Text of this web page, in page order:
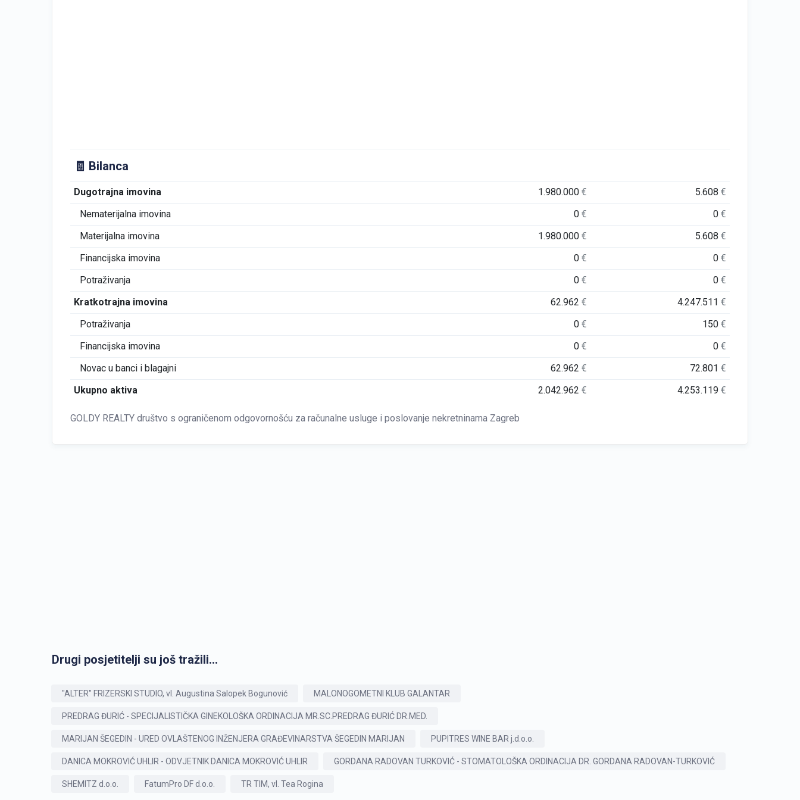
🧾 Bilanca
Dugotrajna imovina 1.980.000€ 5.608€
Nematerijalna imovina
0€ 0€
Materijalna imovina
1.980.000€ 5.608€
Financijska imovina
0€ 0€
Potraživanja
0€ 0€
Kratkotrajna imovina
62.962€ 4.247.511€
Potraživanja
0€ 150€
Financijska imovina
0€ 0€
Novac u banci i blagajni
62.962€ 72.801€
Ukupno aktiva
2.042.962€ 4.253.119€
GOLDY REALTY društvo s ograničenom odgovornošću za računalne usluge i poslovanje nekretninama Zagreb
Drugi posjetitelji su još tražili...
"ALTER" FRIZERSKI STUDIO, vl. Augustina Salopek Bogunović MALONOGOMETNI KLUB GALANTAR
PREDRAG ĐURIĆ - SPECIJALISTIČKA GINEKOLOŠKA ORDINACIJA MR.SC.PREDRAG ĐURIĆ DR.MED.
MARIJAN ŠEGEDIN - URED OVLAŠTENOG INŽENJERA GRAĐEVINARSTVA ŠEGEDIN MARIJAN PUPITRES WINE BAR j.d.o.o.
DANICA MOKROVIĆ UHLIR - ODVJETNIK DANICA MOKROVIĆ UHLIR GORDANA RADOVAN TURKOVIĆ - STOMATOLOŠKA ORDINACIJA DR. GORDANA RADOVAN-TURKOVIĆ
SHEMITZ d.o.o. FatumPro DF d.o.o. TR TIM, vl. Tea Rogina